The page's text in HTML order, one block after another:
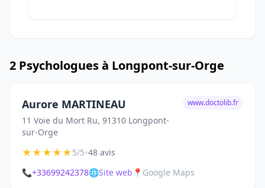
2 Psychologues à Longpont-sur-Orge
Aurore MARTINEAU
11 Voie du Mort Ru, 91310 Longpont-
sur-Orge
www.doctolib.fr
★★★★★5/5•48 avis
📞+33699242378🌐Site web 📍 Google Maps